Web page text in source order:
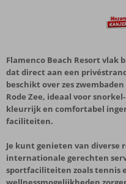
Flamenco Beach Resort vlak
dat direct aan een
beschikt over zes
Rode Zee, ideaal voor
kleurrijk en comfortabel
faciliteiten.
Je kunt genieten van diverse
internationale gerechten
sportfaciliteiten zoals tennis